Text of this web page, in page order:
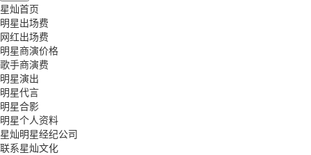
星灿首页
明星出场费
网红出场费
明星商演价格
歌手商演费
明星演出
明星代言
明星合影
明星个人资料
星灿明星经纪公司
联系星灿文化